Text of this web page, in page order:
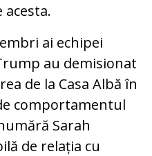
ai echipei
au demisionat
de la Casa Albă în
comportamentul
Sarah
de relația cu